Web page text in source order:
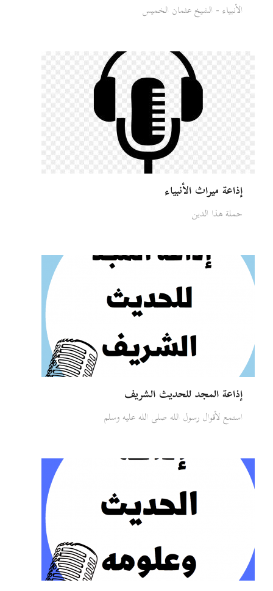
الأنبياء - الشيخ عثمان الخميس
إذاعة ميراث الأنبياء
حملة هذا الدين
إذاعة المجد للحديث الشريف
استمع لأقوال رسول الله صلى الله عليه وسلم